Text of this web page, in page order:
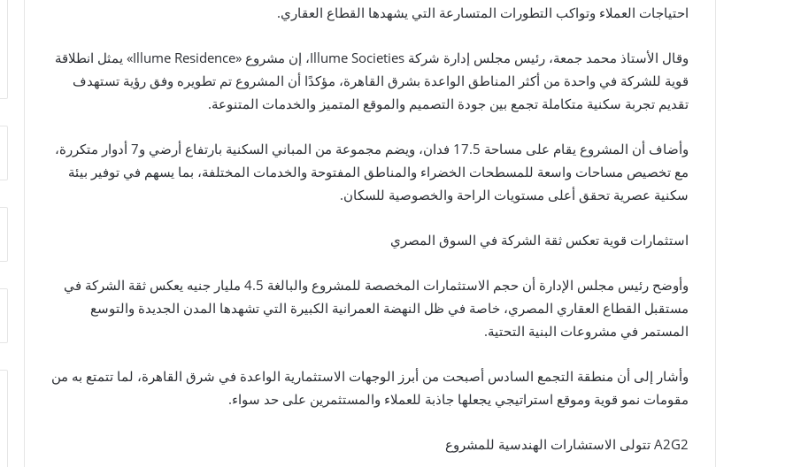
احتياجات العملاء وتواكب التطورات المتسارعة التي يشهدها القطاع العقاري.
وقال الأستاذ محمد جمعة، رئيس مجلس إدارة شركة Illume Societies، إن مشروع «Illume Residence» يمثل انطلاقة
قوية للشركة في واحدة من أكثر المناطق الواعدة بشرق القاهرة، مؤكدًا أن المشروع تم تطويره وفق رؤية تستهدف
تقديم تجربة سكنية متكاملة تجمع بين جودة التصميم والموقع المتميز والخدمات المتنوعة.
وأضاف أن المشروع يقام على مساحة 17.5 فدان، ويضم مجموعة من المباني السكنية بارتفاع أرضي و7 أدوار متكررة،
مع تخصيص مساحات واسعة للمسطحات الخضراء والمناطق المفتوحة والخدمات المختلفة، بما يسهم في توفير بيئة
سكنية عصرية تحقق أعلى مستويات الراحة والخصوصية للسكان.
استثمارات قوية تعكس ثقة الشركة في السوق المصري
وأوضح رئيس مجلس الإدارة أن حجم الاستثمارات المخصصة للمشروع والبالغة 4.5 مليار جنيه يعكس ثقة الشركة في
مستقبل القطاع العقاري المصري، خاصة في ظل النهضة العمرانية الكبيرة التي تشهدها المدن الجديدة والتوسع
المستمر في مشروعات البنية التحتية.
وأشار إلى أن منطقة التجمع السادس أصبحت من أبرز الوجهات الاستثمارية الواعدة في شرق القاهرة، لما تتمتع به من
مقومات نمو قوية وموقع استراتيجي يجعلها جاذبة للعملاء والمستثمرين على حد سواء.
A2G2 تتولى الاستشارات الهندسية للمشروع